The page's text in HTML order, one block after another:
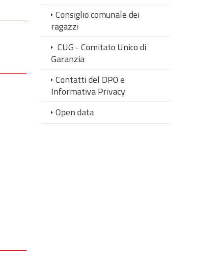
Consiglio comunale dei
ragazzi
CUG - Comitato Unico di
Garanzia
Contatti del DPO e
Informativa Privacy
Open data